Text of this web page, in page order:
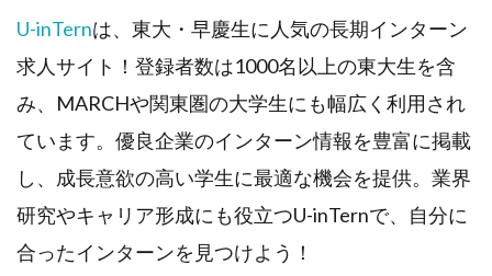
U-inTernは、東大・早慶生に人気の長期インターン
求人サイト！登録者数は1000名以上の東大生を含
み、MARCHや関東圏の大学生にも幅広く利用され
ています。優良企業のインターン情報を豊富に掲載
し、成長意欲の高い学生に最適な機会を提供。業界
研究やキャリア形成にも役立つU-inTernで、自分に
合ったインターンを見つけよう！